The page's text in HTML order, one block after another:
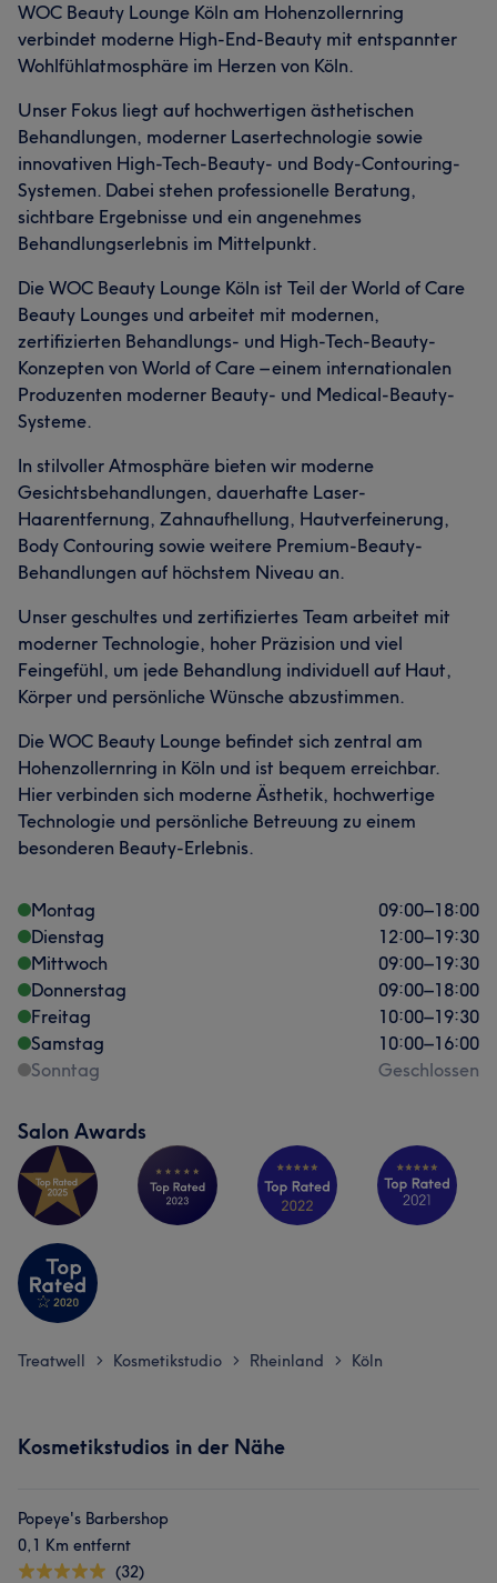
Was unsere Kunden über Esra sagen
Professionell 30 Herzlich 23 Freundlich 19
WOC Beauty Lounge Köln am Hohenzollernring
verbindet moderne High-End-Beauty mit entspannter
Wohlfühlatmosphäre im Herzen von Köln.
Unser Fokus liegt auf hochwertigen ästhetischen
Behandlungen, moderner Lasertechnologie sowie
innovativen High-Tech-Beauty- und Body-Contouring-
Systemen. Dabei stehen professionelle Beratung,
sichtbare Ergebnisse und ein angenehmes
Behandlungserlebnis im Mittelpunkt.
Die WOC Beauty Lounge Köln ist Teil der World of Care
Beauty Lounges und arbeitet mit modernen,
zertifizierten Behandlungs- und High-Tech-Beauty-
Konzepten von World of Care – einem internationalen
Produzenten moderner Beauty- und Medical-Beauty-
Systeme.
In stilvoller Atmosphäre bieten wir moderne
Gesichtsbehandlungen, dauerhafte Laser-
Haarentfernung, Zahnaufhellung, Hautverfeinerung,
Body Contouring sowie weitere Premium-Beauty-
Behandlungen auf höchstem Niveau an.
Unser geschultes und zertifiziertes Team arbeitet mit
moderner Technologie, hoher Präzision und viel
Feingefühl, um jede Behandlung individuell auf Haut,
Körper und persönliche Wünsche abzustimmen.
Die WOC Beauty Lounge befindet sich zentral am
Hohenzollernring in Köln und ist bequem erreichbar.
Hier verbinden sich moderne Ästhetik, hochwertige
Technologie und persönliche Betreuung zu einem
besonderen Beauty-Erlebnis.
Montag 09:00–18:00
Dienstag
12:00–19:30
Mittwoch
09:00–19:30
Donnerstag
09:00–18:00
Freitag
10:00–19:30
Samstag
10:00–16:00
Sonntag
Geschlossen
Salon Awards
Treatwell > Kosmetikstudio > Rheinland > Köln
Kosmetikstudios in der Nähe
Popeye's Barbershop
0,1 Km entfernt
(32)